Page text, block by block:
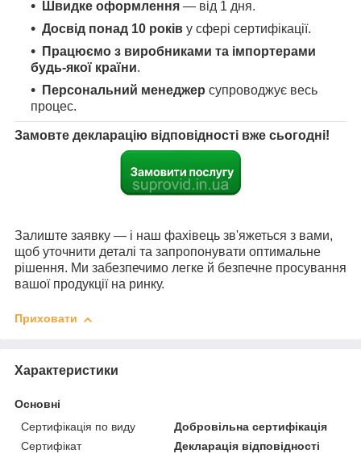
Швидке оформлення — від 1 дня.
Досвід понад 10 років у сфері сертифікації.
Працюємо з виробниками та імпортерами
будь-якої країни.
Персональний менеджер супроводжує весь
процес.
Замовте декларацію відповідності вже сьогодні!
Залиште заявку — і наш фахівець зв'яжеться з вами,
щоб уточнити деталі та запропонувати оптимальне
рішення. Ми забезпечимо легке й безпечне просування
вашої продукції на ринку.
Приховати
Характеристики
Основні
Сертифікація по виду
Добровільна сертифікація
Сертифікат
Декларація відповідності